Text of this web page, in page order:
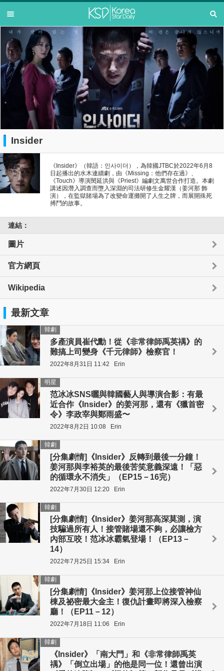
Insider
《Insider》（韓語：인사이더），為韓國JTBC於2022年6月8
日起播出的水木連續劇，由《Missing：他們存在過》、
《Touch》導演閔延洪與《Priest》編劇文萬世合作打造。本劇
講述因潛入調查而墮入深淵的司法研修生金耀漢（姜河那 飾
演），在監獄賭場為了改變命運攤開了人生之牌，而展開殊死
搏鬥的故事。
連結：
圖片
官方網頁
Wikipedia
最新文章
多產演員崔代勳！從《非常律師禹英禑》的
難搞上司變身《千元律師》檢察官！
韓劇
2022年8月31日 11:42 Erin
范冰冰SNS曬與韓國藝人與導演合影：有最
近合作《Insider》的姜河那，還有《獵首密
令》李政宰與鄭雨盛〜
明星
2022年8月2日 10:08 Erin
[分集劇情]《Insider》反轉到最後一分鐘！
姜河那與李裕英的最後苦笑意義深遠！「惡
的循環永不消失」（EP15－16完）
韓劇
2022年7月30日 12:20 Erin
[分集劇情]《Insider》姜河那高深莫測，演
技騙過所有人！接管賭場還不夠，必讓檢方
內部互咬！范冰冰霸氣登場！（EP13－
14）
韓劇
2022年7月25日 15:34 Erin
[分集劇情]《Insider》姜河那上位接管神仙
棟及祕密最大金主！復仇計畫即將深入檢察
廳！（EP11－12）
韓劇
2022年7月18日 11:06 Erin
《Insider》「南大門」和《非常律師禹英
禑》「倒立出場」的他是同一位！還曾出演
韓劇